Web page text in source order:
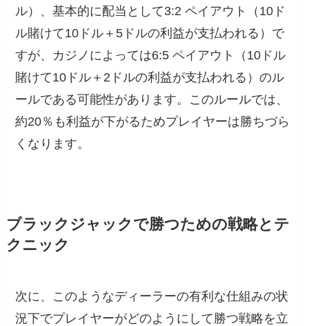
ル）、基本的に配当として3:2 ペイアウト（10ド
ル賭けて10ドル＋5ドルの利益が支払われる）で
すが、カジノによっては6:5 ペイアウト（10ドル
賭けて10ドル＋2ドルの利益が支払われる）のル
ールである可能性があります。このルールでは、
約20％も利益が下がるためプレイヤーは勝ちづら
くなります。
ブラックジャックで勝つための戦略とテ
クニック
次に、このようなディーラーの有利な仕組みの状
況下でプレイヤーがどのようにして勝つ戦略を立